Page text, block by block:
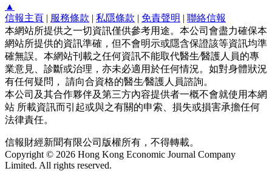
▲
信報主頁 | 服務條款 | 私隱條款 | 免責聲明 | 聯絡信報
本網站所提供之一切資訊僅供參考用途。本公司會盡力確保本
網站所提供的資訊準確，但不會明示或隱含保證該等資訊均準
確無誤。本網站刊載之任何資訊不能取代醫生∕醫護人員的專
業意見、診斷或治理，亦未必適用於任何情況。如對身體狀況
有任何疑問， 請向合資格的醫生∕醫護人員諮詢。
本公司及其合作夥伴及第三方內容提供者一概不會就使用本網
站 所載資訊而引起或與之有關的申索、損失或損害承擔任何
法律責任。
信報財經新聞有限公司版權所有，不得轉載。
Copyright © 2026 Hong Kong Economic Journal Company
Limited. All rights reserved.